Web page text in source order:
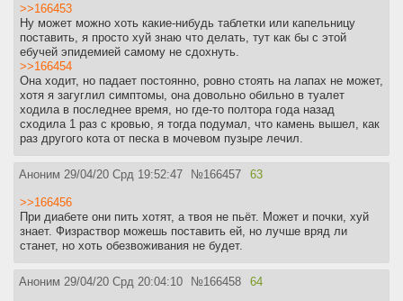
>>166453
Ну может можно хоть какие-нибудь таблетки или капельницу
поставить, я просто хуй знаю что делать, тут как бы с этой
ебучей эпидемией самому не сдохнуть.
>>166454
Она ходит, но падает постоянно, ровно стоять на лапах не может,
хотя я загуглил симптомы, она довольно обильно в туалет
ходила в последнее время, но где-то полтора года назад
сходила 1 раз с кровью, я тогда подумал, что камень вышел, как
раз другого кота от песка в мочевом пузыре лечил.
Аноним 29/04/20 Срд 19:52:47 №166457 63
>>166456
При диабете они пить хотят, а твоя не пьёт. Может и почки, хуй
знает. Физраствор можешь поставить ей, но лучше вряд ли
станет, но хоть обезвоживания не будет.
Аноним 29/04/20 Срд 20:04:10 №166458 64